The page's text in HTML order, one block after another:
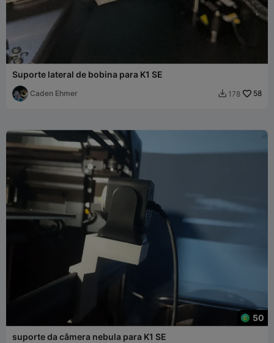
Suporte lateral de bobina para K1 SE
Caden Ehmer  178 58
50
suporte da câmera nebula para K1 SE